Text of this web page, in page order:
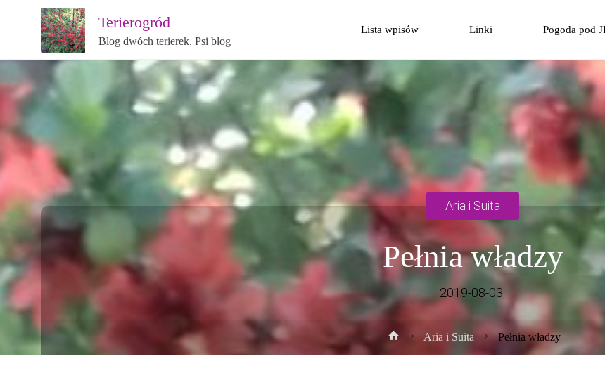
Terierogród
Blog dwóch terierek. Psi blog
treści
Lista wpisów Linki Pogoda pod
Pełnia władzy
2019-08-03
Aria i Suita
Strona
główna
Aria i Suita Pełnia władzy